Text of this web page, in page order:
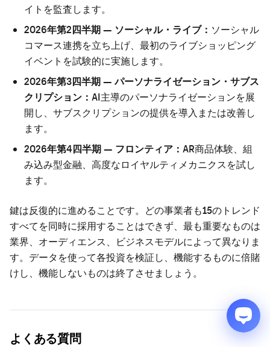
イトを監査します。
2026年第2四半期 — ソーシャル・ライブ： ソーシャル
コマース連携を立ち上げ、最初のライブショッピング
イベントを試験的に実施します。
2026年第3四半期 — パーソナライゼーション・サブス
クリプション： AI主導のパーソナライゼーションを展
開し、サブスクリプションの提供を導入または改善し
ます。
2026年第4四半期 — フロンティア： AR商品体験、組
み込み型金融、高度なロイヤルティメカニクスを試し
ます。
鍵は反復的に進めることです。どの事業者も15のトレンド
すべてを同時に採用することはできず、最も重要なものは
業界、オーディエンス、ビジネスモデルによって異なりま
す。データを使って各投資を検証し、機能するものに倍賭
けし、機能しないものは終了させましょう。
よくある質問